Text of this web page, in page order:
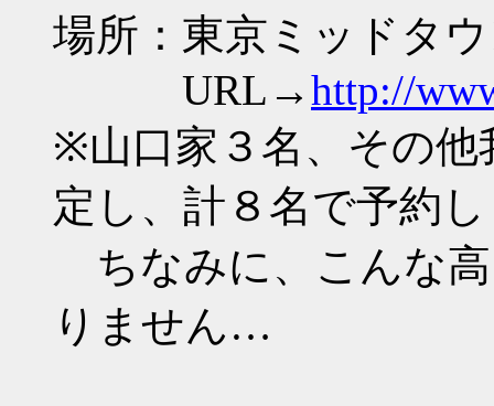
場所：東京ミッドタ
URL→http://
※山口家３名、その他
定し、計８名で予約
ちなみに、こんな
りません…